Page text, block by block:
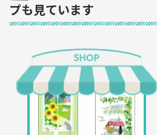
プも見ています